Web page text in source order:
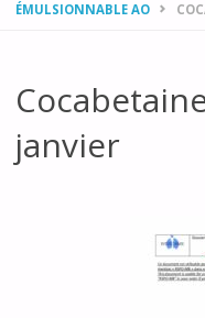
ÉMULSIONNABLE AO
janvier